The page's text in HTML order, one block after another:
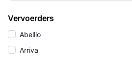
Vervoerders
Abellio
Arriva